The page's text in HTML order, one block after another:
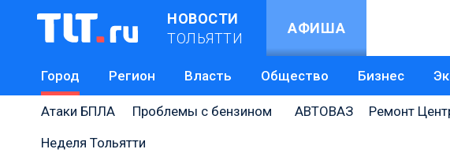
НОВОСТИ
ТОЛЬЯТТИ
АФИША
Город Регион Власть Общество Бизнес
Атаки БПЛА Проблемы с бензином АВТОВАЗ Ремонт
Неделя Тольятти